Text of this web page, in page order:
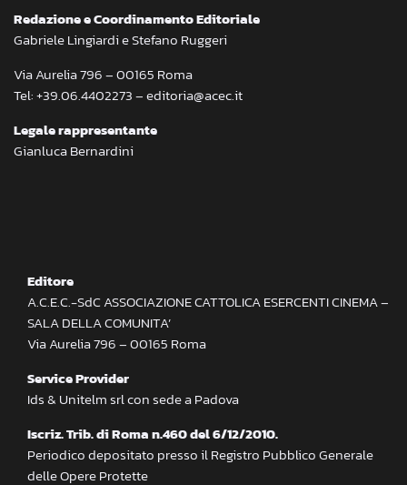
Redazione e Coordinamento Editoriale
Gabriele Lingiardi e Stefano Ruggeri
Via Aurelia 796 – 00165 Roma
Tel: +39.06.4402273 – editoria@acec.it
Legale rappresentante
Gianluca Bernardini
Editore
A.C.E.C.-SdC ASSOCIAZIONE CATTOLICA ESERCENTI CINEMA –
SALA DELLA COMUNITA’
Via Aurelia 796 – 00165 Roma
Service Provider
Ids & Unitelm srl con sede a Padova
Iscriz. Trib. di Roma n.460 del 6/12/2010.
Periodico depositato presso il Registro Pubblico Generale
delle Opere Protette